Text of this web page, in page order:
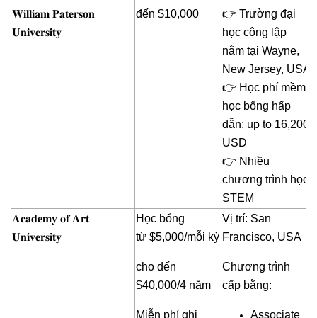
𝐖𝐢𝐥𝐥𝐢𝐚𝐦 𝐏𝐚𝐭𝐞𝐫𝐬𝐨𝐧
𝐔𝐧𝐢𝐯𝐞𝐫𝐬𝐢𝐭𝐲
đến $10,000
👉 Trường đại
học công lập
nằm tại Wayne,
New Jersey, USA
👉 Học phí mềm,
học bổng hấp
dẫn: up to 16,200
USD
👉 Nhiều
chương trình học
STEM
𝐀𝐜𝐚𝐝𝐞𝐦𝐲 𝐨𝐟 𝐀𝐫𝐭
𝐔𝐧𝐢𝐯𝐞𝐫𝐬𝐢𝐭𝐲
Học bổng
từ $5,000/mỗi kỳ
cho đến
$40,000/4 năm
Miễn phí ghi
Vị trí: San
Francisco, USA
Chương trình
cấp bằng:
Associate